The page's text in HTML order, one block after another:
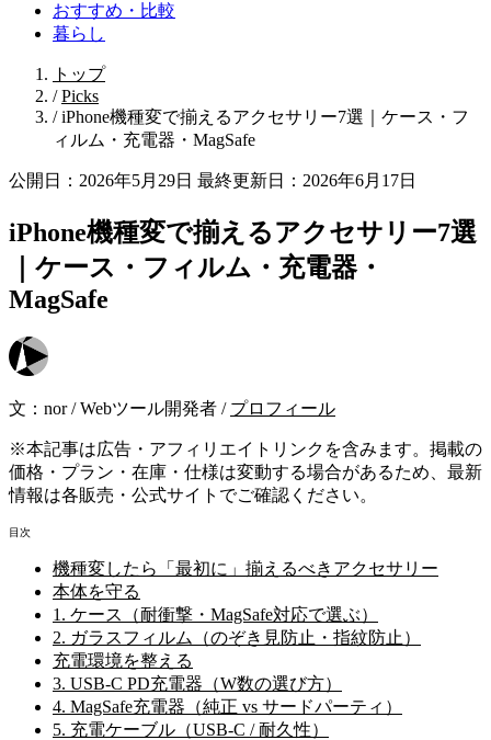
おすすめ・比較
暮らし
トップ
/ Picks
/ iPhone機種変で揃えるアクセサリー7選｜ケース・フ
ィルム・充電器・MagSafe
公開日：2026年5月29日 最終更新日：2026年6月17日
iPhone機種変で揃えるアクセサリー7選
｜ケース・フィルム・充電器・
MagSafe
文： nor /Webツール開発者 / プロフィール
※本記事は広告・アフィリエイトリンクを含みます。掲載の
価格・プラン・在庫・仕様は変動する場合があるため、最新
情報は各販売・公式サイトでご確認ください。
目次
機種変したら「最初に」揃えるべきアクセサリー
本体を守る
1. ケース（耐衝撃・MagSafe対応で選ぶ）
2. ガラスフィルム（のぞき見防止・指紋防止）
充電環境を整える
3. USB-C PD充電器（W数の選び方）
4. MagSafe充電器（純正 vs サードパーティ）
5. 充電ケーブル（USB-C / 耐久性）